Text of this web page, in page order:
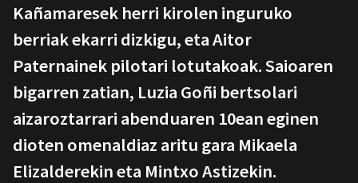
Kañamaresek herri kirolen inguruko
berriak ekarri dizkigu, eta Aitor
Paternainek pilotari lotutakoak. Saioaren
bigarren zatian, Luzia Goñi bertsolari
aizaroztarrari abenduaren 10ean eginen
dioten omenaldiaz aritu gara Mikaela
Elizalderekin eta Mintxo Astizekin.